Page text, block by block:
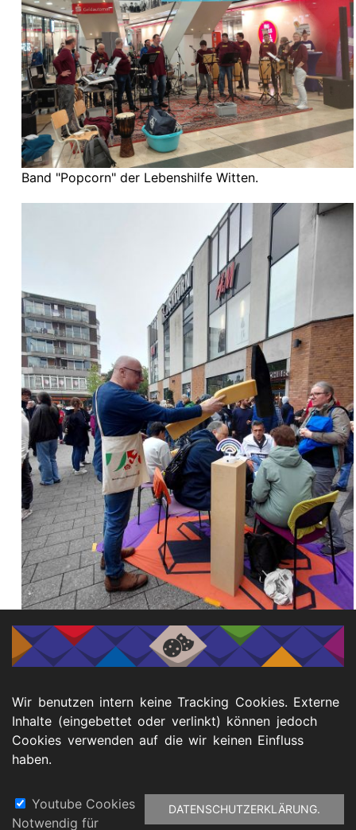
Band "Popcorn" der Lebenshilfe Witten.
Dr. Carsten Rensinghoff bei einer Performance. Foto:
Wir benutzen intern keine Tracking Cookies. Externe
Inhalte (eingebettet oder verlinkt) können jedoch
Cookies verwenden auf die wir keinen Einfluss
haben.
DATENSCHUTZERKLÄRUNG.
Youtube Cookies
Notwendig für